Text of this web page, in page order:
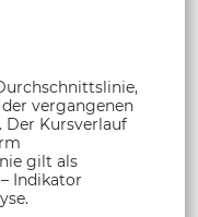
vergangenen
Der Kursverlauf
gilt als
Indikator